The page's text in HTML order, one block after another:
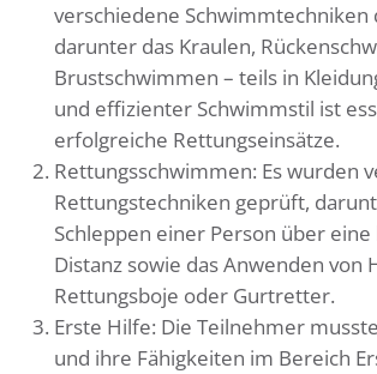
verschiedene
darunter das Kraulen,
Brustschwimmen – teils in
und effizienter Schwimmstil ist
erfolgreiche Rettungseinsätze.
Rettungsschwimmen: Es wurden
Rettungstechniken geprüft,
Schleppen einer Person über
Distanz sowie das Anwenden von
Rettungsboje oder Gurtretter.
Erste Hilfe: Die Teilnehmer
und ihre Fähigkeiten im Bereich